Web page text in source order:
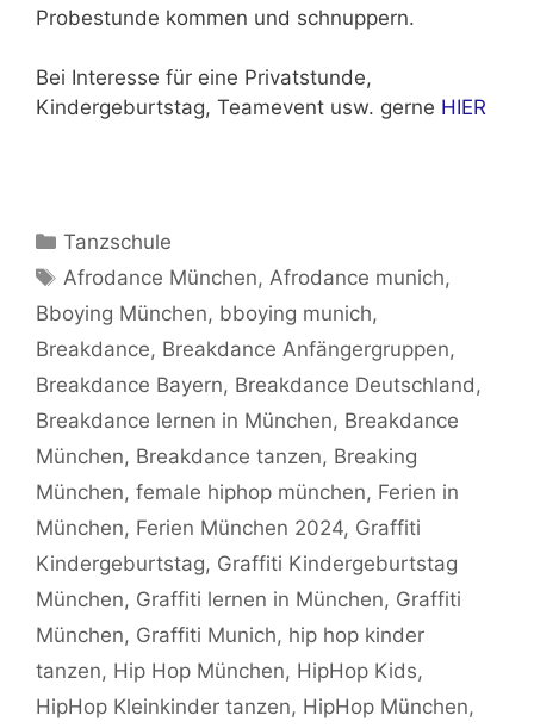
Probestunde kommen und schnuppern.
Bei Interesse für eine Privatstunde,
Kindergeburtstag, Teamevent usw. gerne HIER
Kategorien
Tanzschule
Schlagwörter
Afrodance München, Afrodance munich,
Bboying München, bboying munich,
Breakdance, Breakdance Anfängergruppen,
Breakdance Bayern, Breakdance Deutschland ,
Breakdance lernen in München, Breakdance
München, Breakdance tanzen, Breaking
München, female hiphop münchen, Ferien in
München, Ferien München 2024, Graffiti
Kindergeburtstag, Graffiti Kindergeburtstag
München, Graffiti lernen in München, Graffiti
München, Graffiti Munich, hip hop kinder
tanzen, Hip Hop München, HipHop Kids,
HipHop Kleinkinder tanzen, HipHop München,